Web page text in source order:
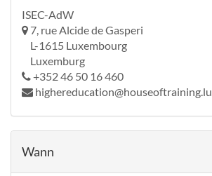
ISEC-AdW
7, rue Alcide de Gasperi
L-1615 Luxembourg
Luxemburg
+352 46 50 16 460
highereducation@houseoftraining.lu
Wann